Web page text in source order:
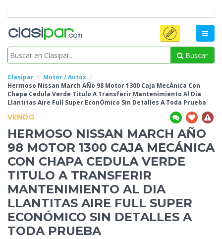
Buscar
Clasipar
Motor / Autos
Hermoso Nissan March AÑo 98 Motor 1300 Caja MecÁnica Con
Chapa Cedula Verde Titulo A Transferir Mantenimiento Al Dia
Llantitas Aire Full Super EconÓmico Sin Detalles A Toda Prueba
VENDO
HERMOSO NISSAN MARCH AÑO
98 MOTOR 1300 CAJA MECÁNICA
CON CHAPA CEDULA VERDE
TITULO A TRANSFERIR
MANTENIMIENTO AL DIA
LLANTITAS AIRE FULL SUPER
ECONÓMICO SIN DETALLES A
TODA PRUEBA